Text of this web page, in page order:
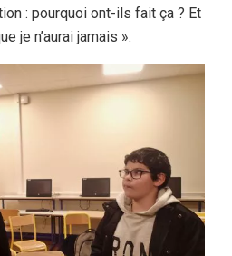
: pourquoi ont-ils fait ça ? Et
je n’aurai jamais ».